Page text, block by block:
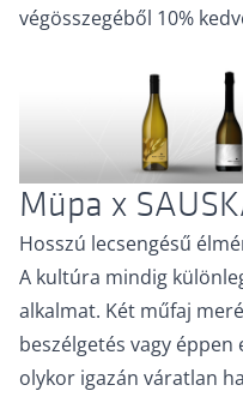
végösszegéből 10%
Müpa x
Hosszú lecsengésű
A kultúra mindig
alkalmat. Két műfaj
beszélgetés vagy
olykor igazán váratlan